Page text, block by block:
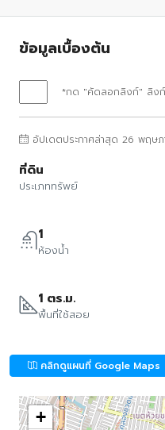
ข้อมูลเบื้องต้น
*กด "คัดลอกลิงก์" ลิงก์
อัปเดตประกาศล่าสุด 26 พฤษ
ที่ดิน
ประเภททรัพย์
1
ห้องน้ำ
1 ตร.ม.
พื้นที่ใช้สอย
คลิกดูแผนที่ Google Maps
+